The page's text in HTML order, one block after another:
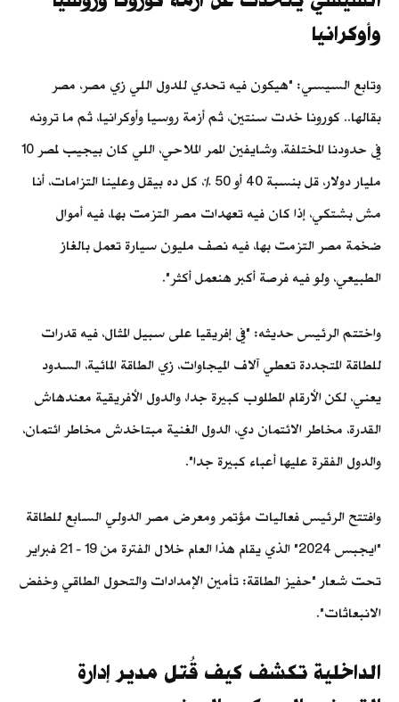
وأوكرانيا
وتابع السيسي: "هيكون فيه تحدي للدول اللي زي مصر، مصر
بقالها.. كورونا خدت سنتين، ثم أزمة روسيا وأوكرانيا، ثم ما ترونه
في حدودنا المختلفة، وشايفين الممر الملاحي، اللي كان بيجيب لمصر 10
مليار دولار، قل بنسبة 40 أو 50 %، كل ده بيقل وعلينا التزامات، أنا
مش بشتكي، إذا كان فيه تعهدات مصر التزمت بها، فيه أموال
ضخمة مصر التزمت بها، فيه نصف مليون سيارة تعمل بالغاز
الطبيعي، ولو فيه فرصة أكبر هنعمل أكثر".
واختتم الرئيس حديثه: "في إفريقيا على سبيل المثال، فيه قدرات
للطاقة المتجددة تعطي آلاف الميجاوات، زي الطاقة المائية، السدود
يعني، لكن الأرقام المطلوب كبيرة جدا، والدول الأفريقية معندهاش
القدرة، مخاطر الائتمان دي، الدول الغنية مبتاخدش مخاطر ائتمان،
والدول الفقرة عليها أعباء كبيرة جدا".
وافتتح الرئيس فعاليات مؤتمر ومعرض مصر الدولي السابع للطاقة
"ايجبس 2024" الذي يقام هذا العام خلال الفترة من 19 - 21 فبراير
تحت شعار "حفيز الطاقة: تأمين الإمدادات والتحول الطاقي وخفض
الانبعاثات".
الداخلية تكشف كيف قُتل مدير إدارة